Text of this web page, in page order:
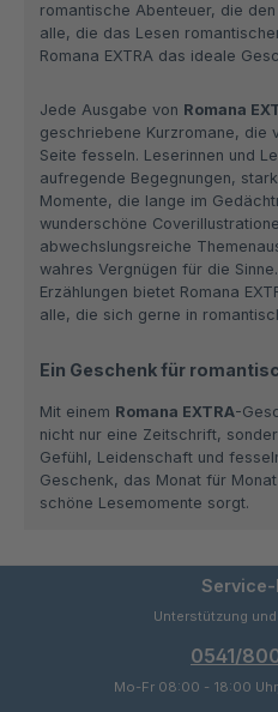
romantische Abenteuer, die
alle, die das Lesen
Romana EXTRA das ideale
Jede Ausgabe von Romana
geschriebene Kurzromane, die
Seite fesseln. Leserinnen und
aufregende Begegnungen,
Momente, die lange im
wunderschöne
abwechslungsreiche
wahres Vergnügen für die
Erzählungen bietet Romana
alle, die sich gerne in
Ein Geschenk für
Mit einem Romana EXTRA-
nicht nur eine Zeitschrift,
Gefühl, Leidenschaft und
Geschenk, das Monat für
schöne Lesemomente sorgt.
Unterstützung
0541/
Mo-Fr 08:00 - 18:00